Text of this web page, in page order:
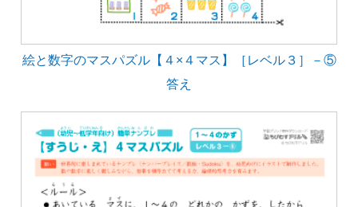
絵と数字のマスパズル【４×４マス】［レベル３］－⑤
答え